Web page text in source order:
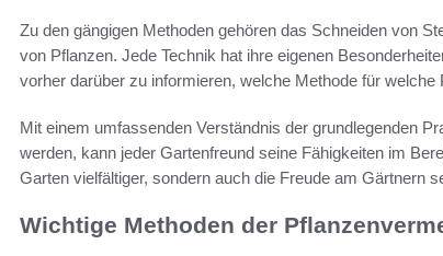
Zu den gängigen Methoden gehören das Schneiden von
von Pflanzen. Jede Technik hat ihre eigenen
vorher darüber zu informieren, welche Methode für
Mit einem umfassenden Verständnis der grundlegenden
werden, kann jeder Gartenfreund seine Fähigkeiten im
Garten vielfältiger, sondern auch die Freude am Gärtnern
Wichtige Methoden der